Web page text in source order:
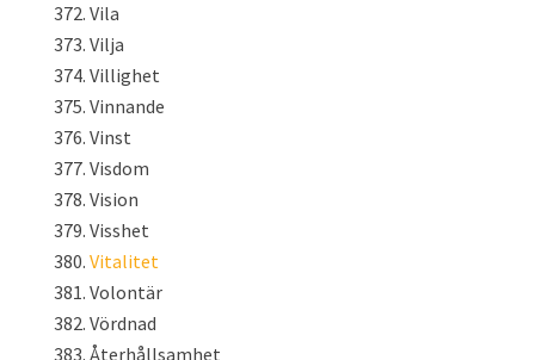
Vila
Vilja
Villighet
Vinnande
Vinst
Visdom
Vision
Visshet
Vitalitet
Volontär
Vördnad
Återhållsamhet